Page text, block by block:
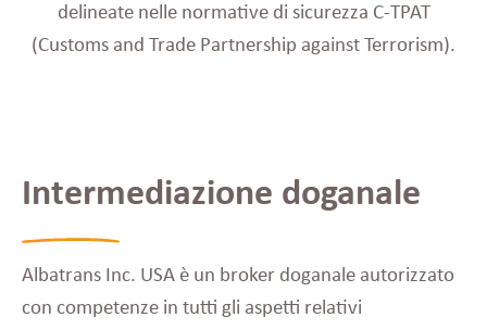
delineate nelle normative di sicurezza C-TPAT
(Customs and Trade Partnership against Terrorism).
Intermediazione doganale
Albatrans Inc. USA è un broker doganale autorizzato
con competenze in tutti gli aspetti relativi